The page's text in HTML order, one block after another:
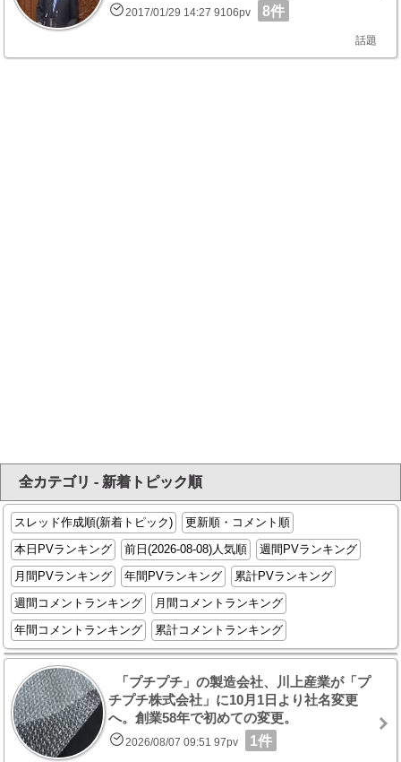
2017/01/29 14:27 9106pv 8件
話題
全カテゴリ - 新着トピック順
スレッド作成順(新着トピック)
更新順・コメント順
本日PVランキング
前日(2026-08-08)人気順
週間PVランキング
月間PVランキング
年間PVランキング
累計PVランキング
週間コメントランキング
月間コメントランキング
年間コメントランキング
累計コメントランキング
「プチプチ」の製造会社、川上産業が「プ
チプチ株式会社」に10月1日より社名変更
へ。創業58年で初めての変更。
2026/08/07 09:51 97pv 1件